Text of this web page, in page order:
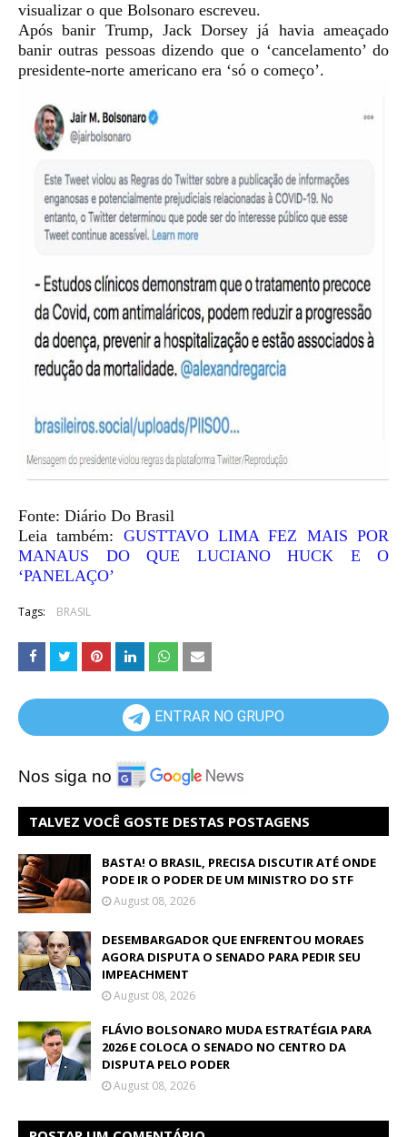
visualizar o que Bolsonaro escreveu.
Após banir Trump, Jack Dorsey já havia ameaçado
banir outras pessoas dizendo que o ‘cancelamento’ do
presidente-norte americano era ‘só o começo’.
Fonte: Diário Do Brasil
Leia também: GUSTTAVO LIMA FEZ MAIS POR
MANAUS DO QUE LUCIANO HUCK E O
‘PANELAÇO’
Tags: BRASIL
ENTRAR NO GRUPO
Nos siga no
TALVEZ VOCÊ GOSTE DESTAS POSTAGENS
BASTA! O BRASIL, PRECISA DISCUTIR ATÉ ONDE
PODE IR O PODER DE UM MINISTRO DO STF
August 08, 2026
DESEMBARGADOR QUE ENFRENTOU MORAES
AGORA DISPUTA O SENADO PARA PEDIR SEU
IMPEACHMENT
August 08, 2026
FLÁVIO BOLSONARO MUDA ESTRATÉGIA PARA
2026 E COLOCA O SENADO NO CENTRO DA
DISPUTA PELO PODER
August 08, 2026